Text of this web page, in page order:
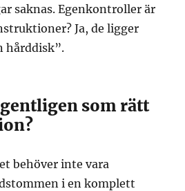
saknas. Egenkontroller är
Ja, de ligger
hårddisk”.
som rätt
behöver inte vara
i en komplett